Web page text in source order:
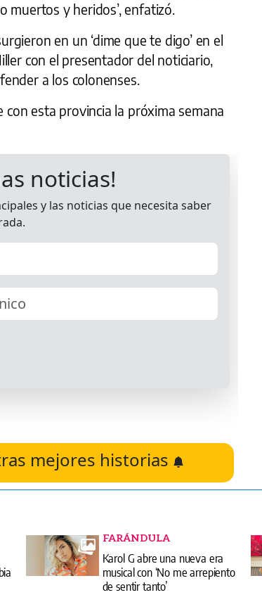
muertos y heridos’, enfatizó.
en un ‘dime que te digo’ en el
con el presentador del noticiario,
a los colonenses.
con esta provincia la próxima semana
mejores historias
FARÁNDULA
Karol G abre una nueva era
musical con ‘No me arrepiento
de sentir tanto’